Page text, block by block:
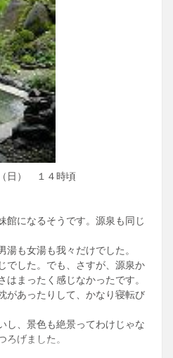
日） １４時頃
館になるそうです。源泉も同じ
湯も女湯も我々だけでした。
でした。でも、さすが、源泉か
はまったく感じなかったです。
があったりして、かなり寝転び
し、景色も絶景ってわけじゃな
ろげました。